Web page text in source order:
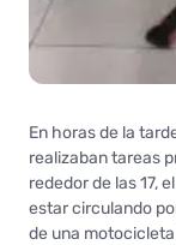
En horas de la
realizaban tareas
rededor de las 17,
estar circulando
de una